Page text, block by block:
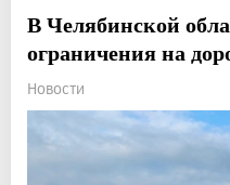
В Челябинской
ограничения на
Новости